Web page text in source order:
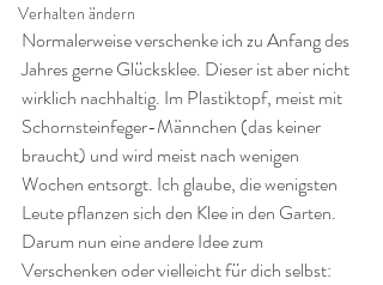
Verhalten ändern
Normalerweise verschenke ich zu Anfang des
Jahres gerne Glücksklee. Dieser ist aber nicht
wirklich nachhaltig. Im Plastiktopf, meist mit
Schornsteinfeger-Männchen (das keiner
braucht) und wird meist nach wenigen
Wochen entsorgt. Ich glaube, die wenigsten
Leute pflanzen sich den Klee in den Garten.
Darum nun eine andere Idee zum
Verschenken oder vielleicht für dich selbst: